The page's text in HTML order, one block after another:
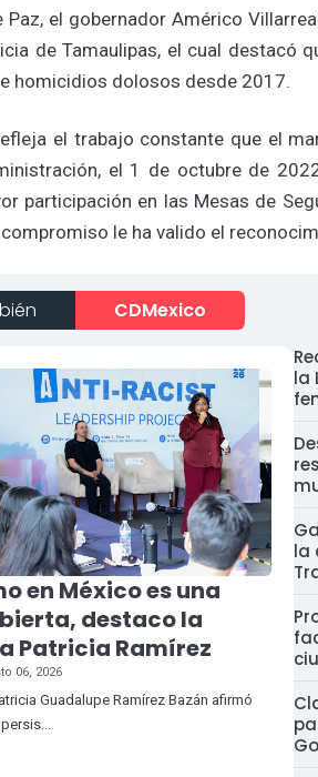
Paz, el gobernador Américo
de Tamaulipas, el cual destacó
homicidios dolosos desde 2017.
el trabajo constante que el
el 1 de octubre de
participación en las Mesas de
compromiso le ha valido el
CDMexico
en México es una
destaco la
Patricia Ramírez
06, 2026
Guadalupe Ramírez Bazán afirmó
la
la